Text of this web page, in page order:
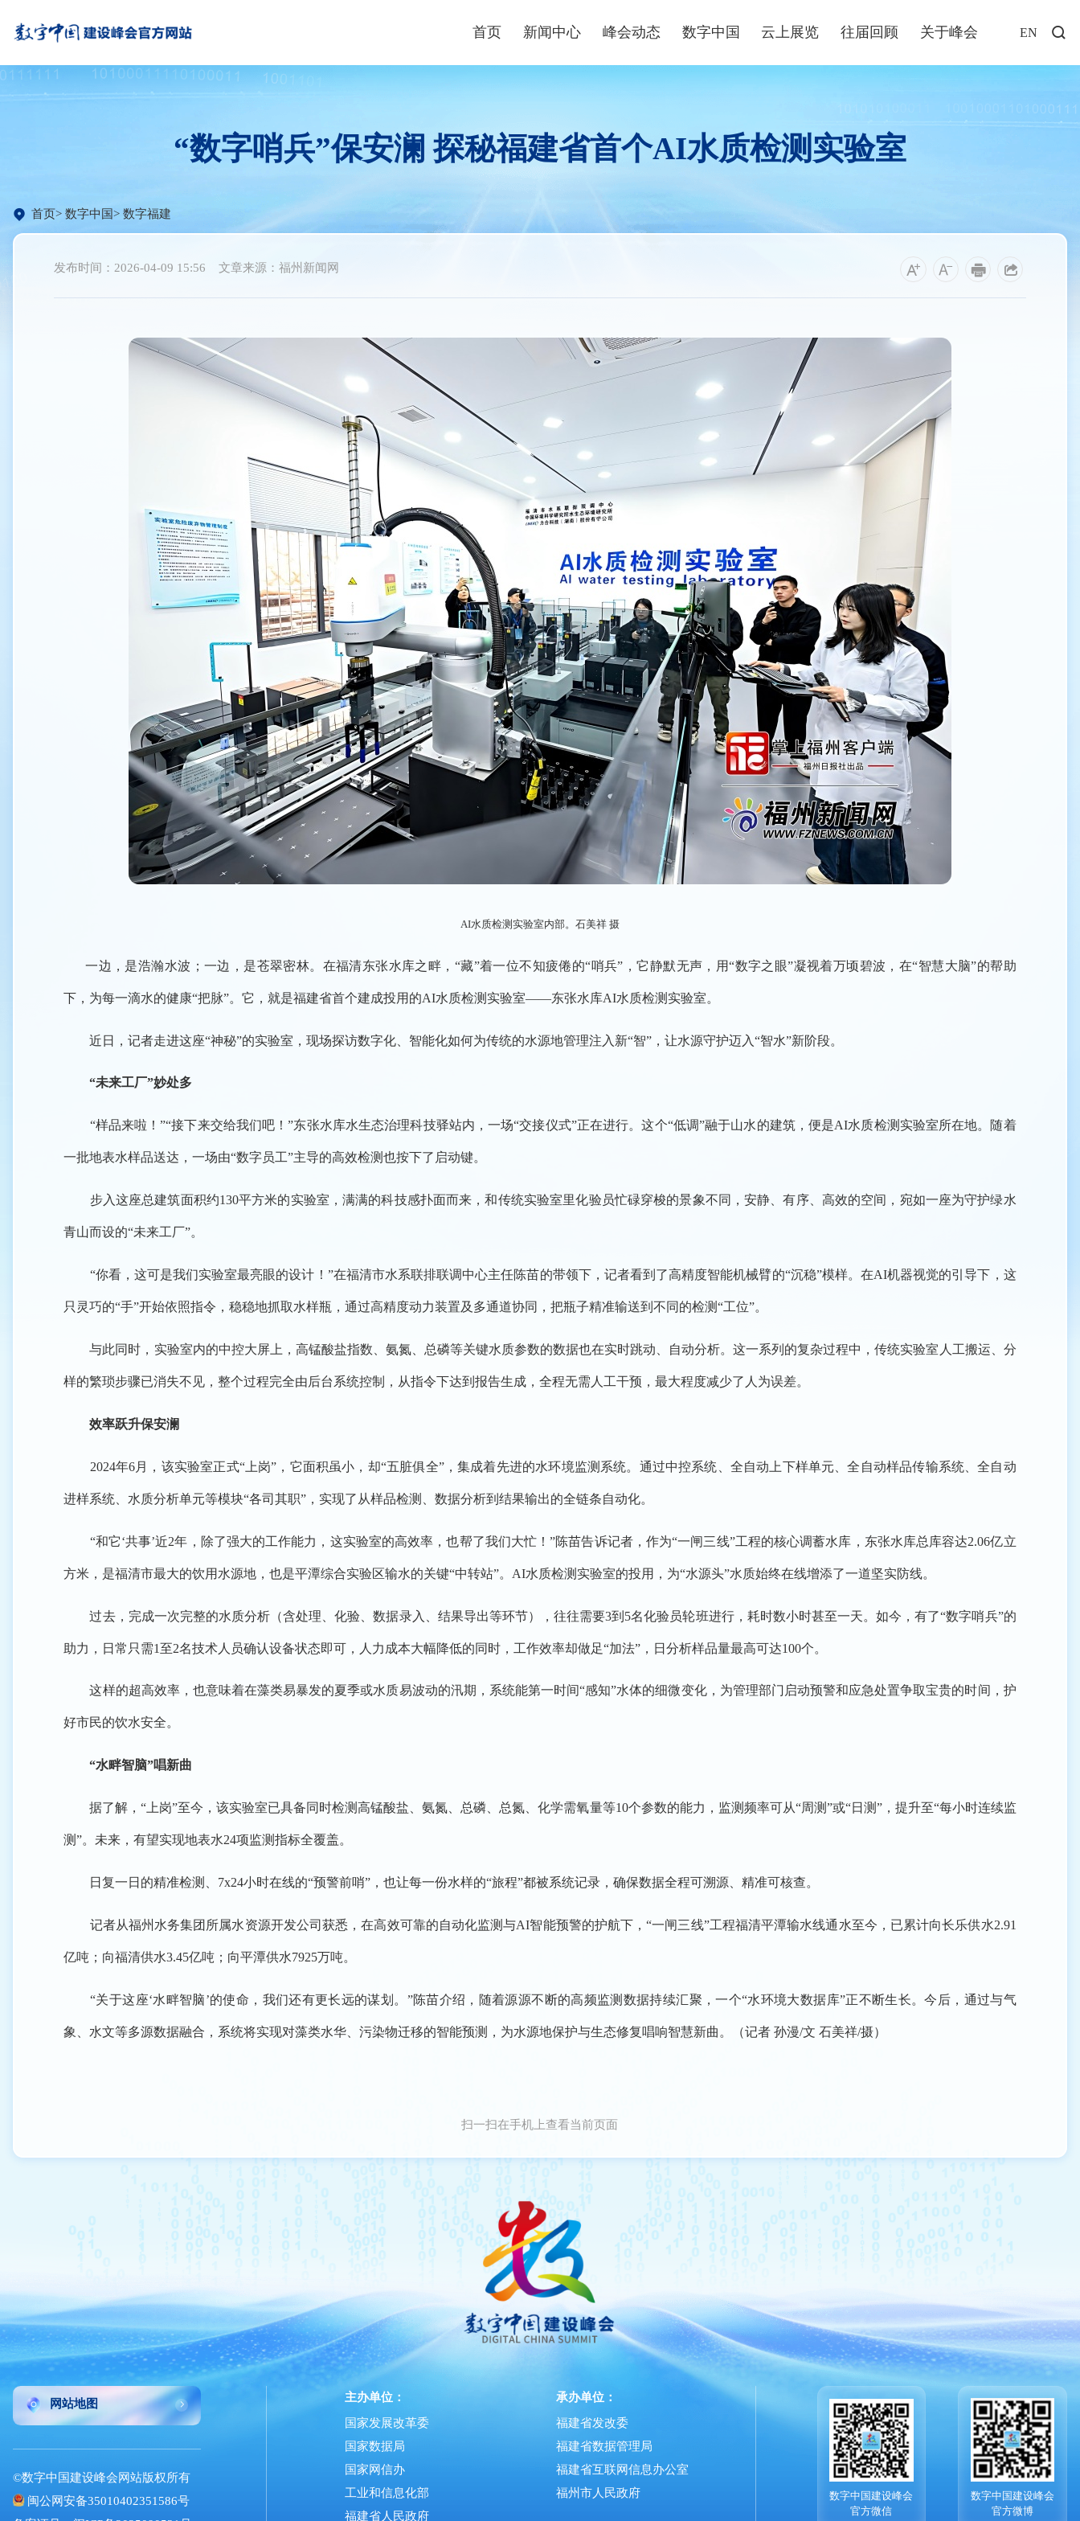
首页 新闻中心
视频播报
峰会镜头
媒体聚焦
峰会动态
创新大赛
数字中国
数字企业+
政策解读
云上展览 往届回顾 关于峰会 EN
“数字哨兵”保安澜 探秘福建省首个AI水质检测实验室
首页 数字中国 数字福建
发布时间：2026-04-09 15:56 文章来源：福州新闻网
AI水质检测实验室内部。石美祥 摄
一边，是浩瀚水波；一边，是苍翠密林。在福清东张水库之畔，“藏”着一位不知疲倦的“哨兵”，它静默无声，用“数字之眼”凝视着万顷碧波，在“智慧大脑”的帮助
下，为每一滴水的健康“把脉”。它，就是福建省首个建成投用的AI水质检测实验室——东张水库AI水质检测实验室。
近日，记者走进这座“神秘”的实验室，现场探访数字化、智能化如何为传统的水源地管理注入新“智”，让水源守护迈入“智水”新阶段。
“未来工厂”妙处多
“样品来啦！”“接下来交给我们吧！”东张水库水生态治理科技驿站内，一场“交接仪式”正在进行。这个“低调”融于山水的建筑，便是AI水质检测实验室所在地。随着
一批地表水样品送达，一场由“数字员工”主导的高效检测也按下了启动键。
步入这座总建筑面积约130平方米的实验室，满满的科技感扑面而来，和传统实验室里化验员忙碌穿梭的景象不同，安静、有序、高效的空间，宛如一座为守护绿水
青山而设的“未来工厂”。
“你看，这可是我们实验室最亮眼的设计！”在福清市水系联排联调中心主任陈苗的带领下，记者看到了高精度智能机械臂的“沉稳”模样。在AI机器视觉的引导下，这
只灵巧的“手”开始依照指令，稳稳地抓取水样瓶，通过高精度动力装置及多通道协同，把瓶子精准输送到不同的检测“工位”。
与此同时，实验室内的中控大屏上，高锰酸盐指数、氨氮、总磷等关键水质参数的数据也在实时跳动、自动分析。这一系列的复杂过程中，传统实验室人工搬运、分
样的繁琐步骤已消失不见，整个过程完全由后台系统控制，从指令下达到报告生成，全程无需人工干预，最大程度减少了人为误差。
效率跃升保安澜
2024年6月，该实验室正式“上岗”，它面积虽小，却“五脏俱全”，集成着先进的水环境监测系统。通过中控系统、全自动上下样单元、全自动样品传输系统、全自动
进样系统、水质分析单元等模块“各司其职”，实现了从样品检测、数据分析到结果输出的全链条自动化。
“和它‘共事’近2年，除了强大的工作能力，这实验室的高效率，也帮了我们大忙！”陈苗告诉记者，作为“一闸三线”工程的核心调蓄水库，东张水库总库容达2.06亿立
方米，是福清市最大的饮用水源地，也是平潭综合实验区输水的关键“中转站”。AI水质检测实验室的投用，为“水源头”水质始终在线增添了一道坚实防线。
过去，完成一次完整的水质分析（含处理、化验、数据录入、结果导出等环节），往往需要3到5名化验员轮班进行，耗时数小时甚至一天。如今，有了“数字哨兵”的
助力，日常只需1至2名技术人员确认设备状态即可，人力成本大幅降低的同时，工作效率却做足“加法”，日分析样品量最高可达100个。
这样的超高效率，也意味着在藻类易暴发的夏季或水质易波动的汛期，系统能第一时间“感知”水体的细微变化，为管理部门启动预警和应急处置争取宝贵的时间，护
好市民的饮水安全。
“水畔智脑”唱新曲
据了解，“上岗”至今，该实验室已具备同时检测高锰酸盐、氨氮、总磷、总氮、化学需氧量等10个参数的能力，监测频率可从“周测”或“日测”，提升至“每小时连续监
测”。未来，有望实现地表水24项监测指标全覆盖。
日复一日的精准检测、7x24小时在线的“预警前哨”，也让每一份水样的“旅程”都被系统记录，确保数据全程可溯源、精准可核查。
记者从福州水务集团所属水资源开发公司获悉，在高效可靠的自动化监测与AI智能预警的护航下，“一闸三线”工程福清平潭输水线通水至今，已累计向长乐供水2.91
亿吨；向福清供水3.45亿吨；向平潭供水7925万吨。
“关于这座‘水畔智脑’的使命，我们还有更长远的谋划。”陈苗介绍，随着源源不断的高频监测数据持续汇聚，一个“水环境大数据库”正不断生长。今后，通过与气
象、水文等多源数据融合，系统将实现对藻类水华、污染物迁移的智能预测，为水源地保护与生态修复唱响智慧新曲。（记者 孙漫/文 石美祥/摄）
扫一扫在手机上查看当前页面
网站地图
©数字中国建设峰会网站版权所有
闽公网安备35010402351586号
主办单位：
国家发展改革委
国家数据局
国家网信办
工业和信息化部
福建省人民政府
承办单位：
福建省发改委
福建省数据管理局
福建省互联网信息办公室
福州市人民政府
数字中国建设峰会
官方微信
数字中国建设峰会
官方微博